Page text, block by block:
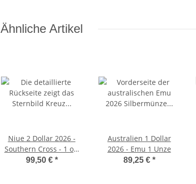
Ähnliche Artikel
Niue 2 Dollar 2026 -
Southern Cross - 1 oz.
silber HighRelief
99,50 € *
Australien 1 Dollar
2026 - Emu 1 Unze
89,25 € *